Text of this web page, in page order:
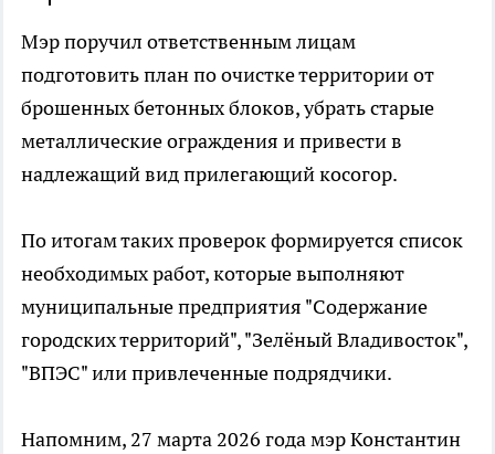
Мэр поручил ответственным лицам
подготовить план по очистке территории от
брошенных бетонных блоков, убрать старые
металлические ограждения и привести в
надлежащий вид прилегающий косогор.
По итогам таких проверок формируется список
необходимых работ, которые выполняют
муниципальные предприятия "Содержание
городских территорий", "Зелёный Владивосток",
"ВПЭС" или привлеченные подрядчики.
Напомним, 27 марта 2026 года мэр Константин